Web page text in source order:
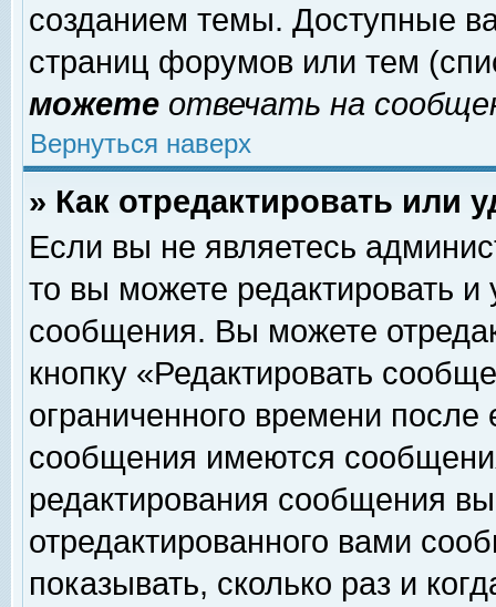
созданием темы. Доступные
страниц форумов или тем
можете отвечать на
Вернуться наверх
» Как отредактировать или
Если вы не являетесь
то вы можете редактировать и
сообщения. Вы можете
кнопку «Редактировать
ограниченного времени
сообщения имеются
редактирования сообщения
отредактированного вами
показывать, сколько раз и